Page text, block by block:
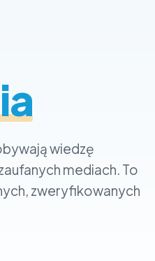
wiedzę
mediach. To
zweryfikowanych